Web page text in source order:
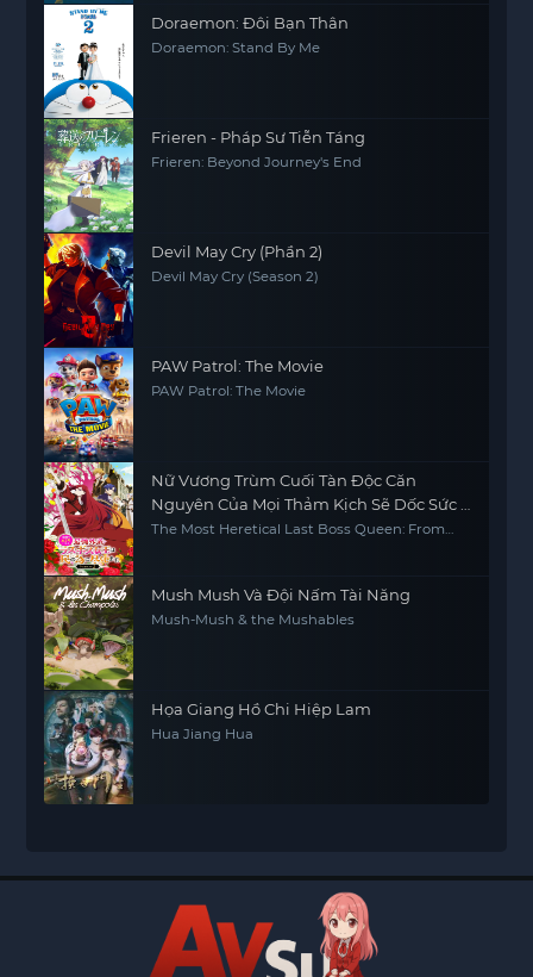
Doraemon: Đôi Bạn Thân
Doraemon: Stand By Me
Frieren - Pháp Sư Tiễn Táng
Frieren: Beyond Journey's End
Devil May Cry (Phần 2)
Devil May Cry (Season 2)
PAW Patrol: The Movie
PAW Patrol: The Movie
Nữ Vương Trùm Cuối Tàn Độc Căn
Nguyên Của Mọi Thảm Kịch Sẽ Dốc Sức Vì
Người Dân (Phần 2)
The Most Heretical Last Boss Queen: From
Mush Mush Và Đội Nấm Tài Năng
Mush-Mush & the Mushables
Họa Giang Hồ Chi Hiệp Lam
Hua Jiang Hua